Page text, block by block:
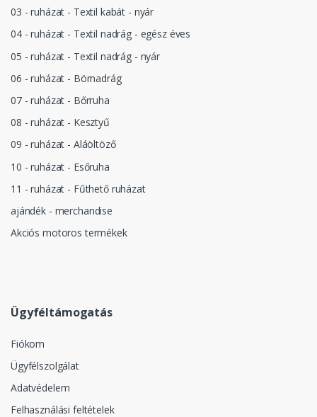
03 - ruházat - Textil kabát - nyár
04 - ruházat - Textil nadrág - egész éves
05 - ruházat - Textil nadrág - nyár
06 - ruházat - Börnadrág
07 - ruházat - Bőrruha
08 - ruházat - Kesztyű
09 - ruházat - Aláöltöző
10 - ruházat - Esőruha
11 - ruházat - Fűthető ruházat
ajándék - merchandise
Akciós motoros termékek
Ügyféltámogatás
Fiókom
Ügyfélszolgálat
Adatvédelem
Felhasználási feltételek